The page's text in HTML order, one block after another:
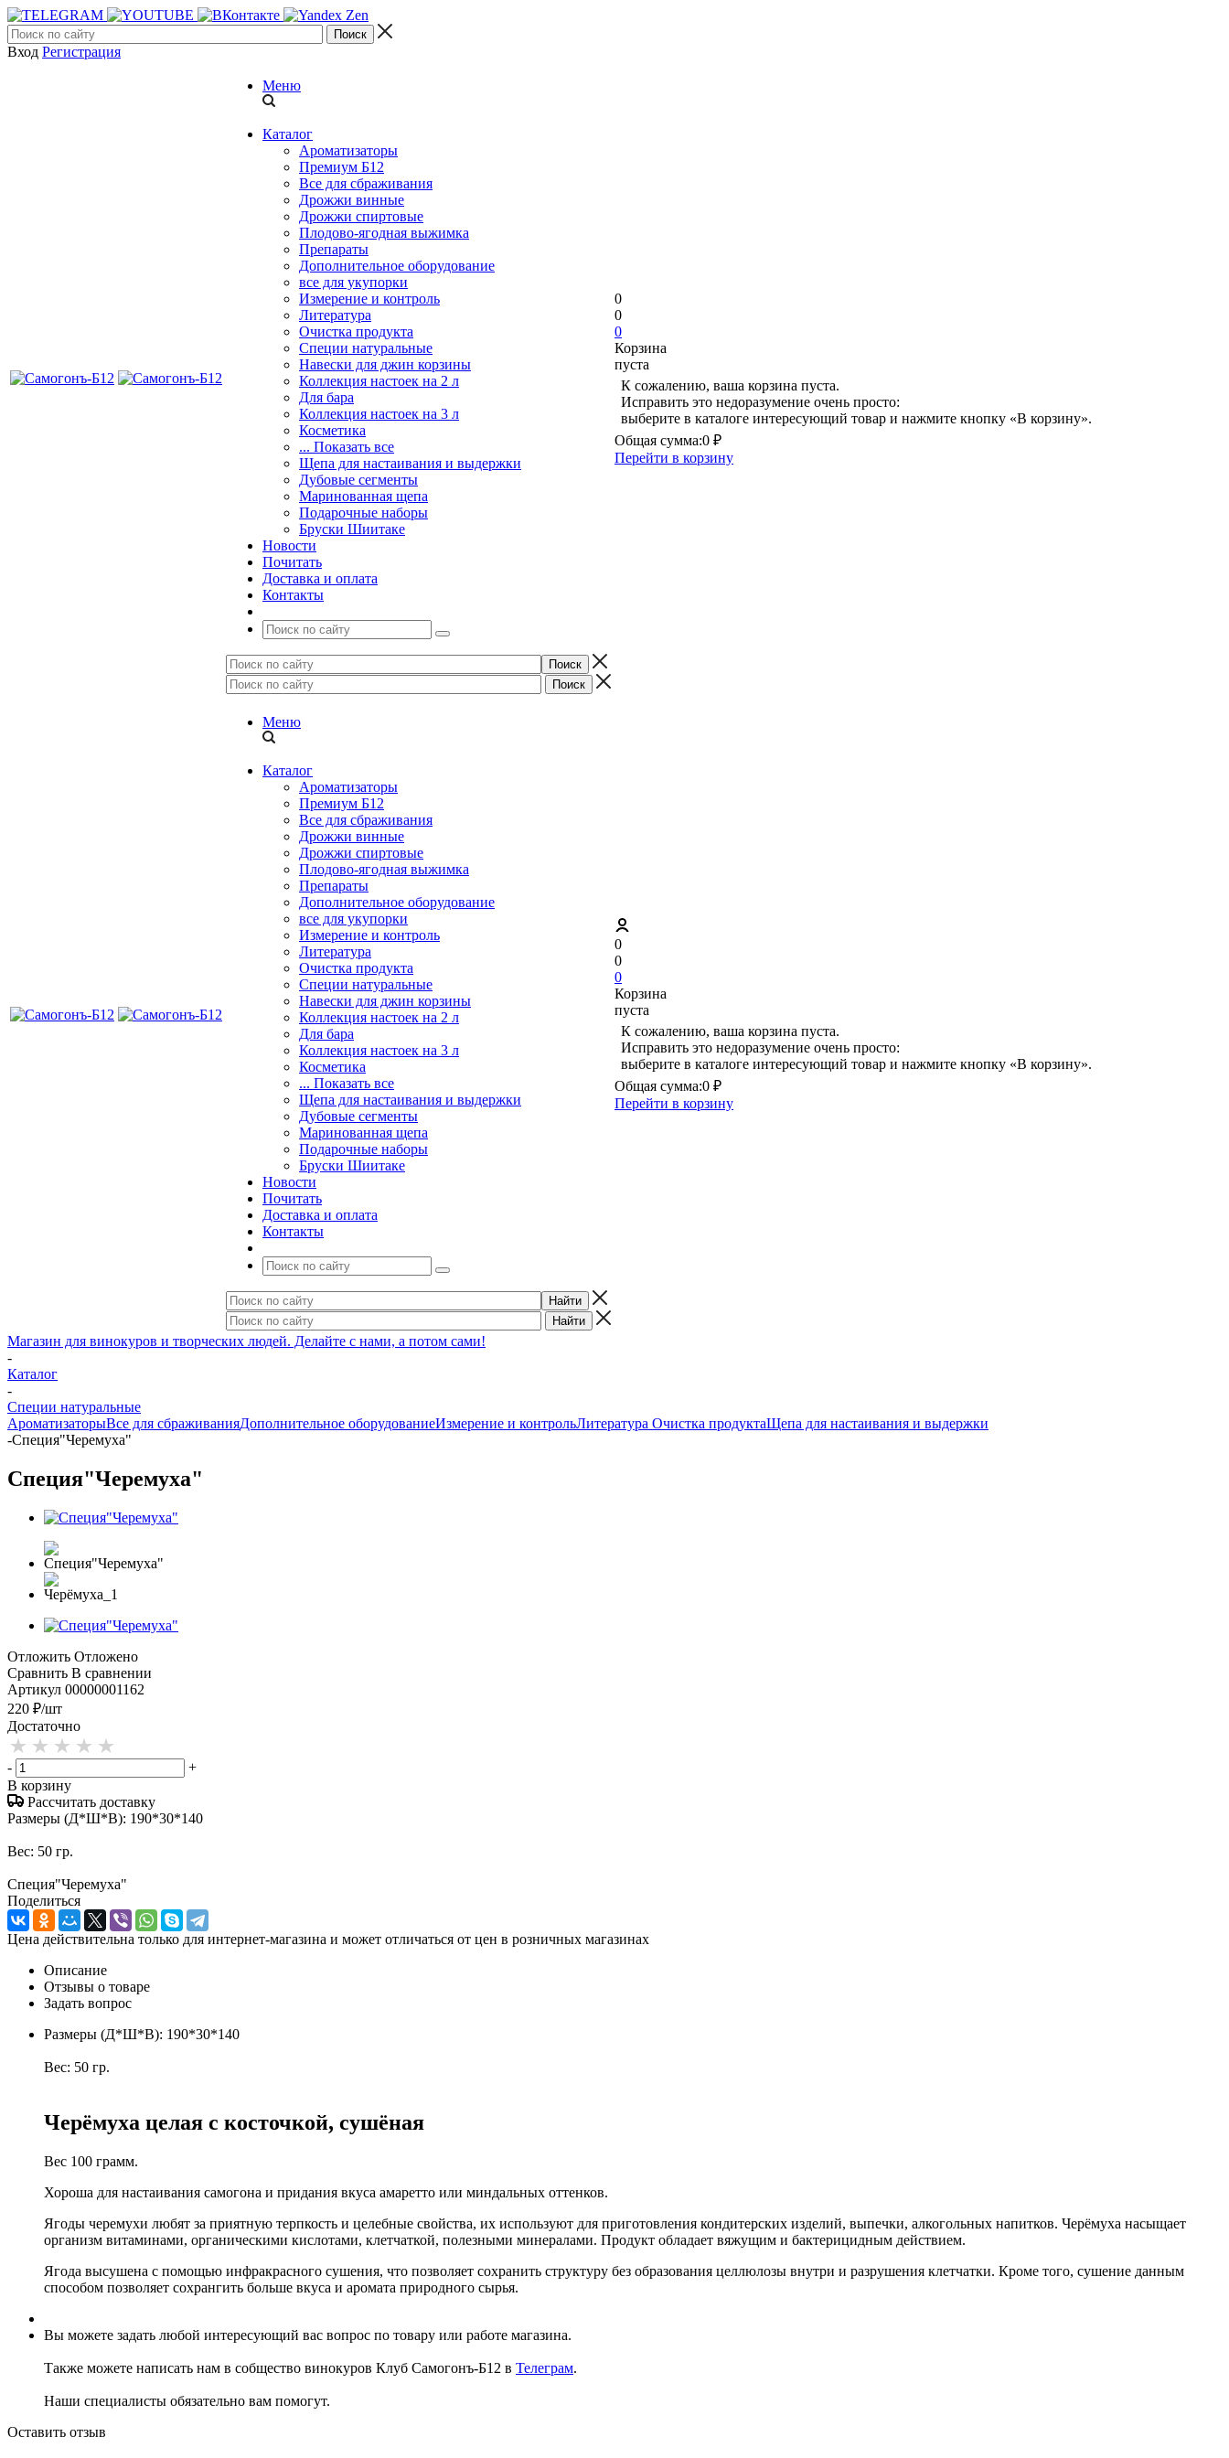
Вход Регистрация
Меню
Каталог
Ароматизаторы
Премиум Б12
Все для сбраживания
Дрожжи винные
Дрожжи спиртовые
Плодово-ягодная выжимка
Препараты
Дополнительное оборудование
все для укупорки
Измерение и контроль
Литература
Очистка продукта
Специи натуральные
Навески для джин корзины
Коллекция настоек на 2 л
Для бара
Коллекция настоек на 3 л
Косметика
... Показать все
Щепа для настаивания и выдержки
Дубовые сегменты
Маринованная щепа
Подарочные наборы
Бруски Шиитаке
Новости
Почитать
Доставка и оплата
Контакты
0
0
0
Корзина
пуста
К сожалению, ваша корзина пуста.
Исправить это недоразумение очень просто:
выберите в каталоге интересующий товар и нажмите кнопку «В корзину».
Общая сумма:0 ₽
Перейти в корзину
Меню
Каталог
Ароматизаторы
Премиум Б12
Все для сбраживания
Дрожжи винные
Дрожжи спиртовые
Плодово-ягодная выжимка
Препараты
Дополнительное оборудование
все для укупорки
Измерение и контроль
Литература
Очистка продукта
Специи натуральные
Навески для джин корзины
Коллекция настоек на 2 л
Для бара
Коллекция настоек на 3 л
Косметика
... Показать все
Щепа для настаивания и выдержки
Дубовые сегменты
Маринованная щепа
Подарочные наборы
Бруски Шиитаке
Новости
Почитать
Доставка и оплата
Контакты
0
0
0
Корзина
пуста
К сожалению, ваша корзина пуста.
Исправить это недоразумение очень просто:
выберите в каталоге интересующий товар и нажмите кнопку «В корзину».
Общая сумма:0 ₽
Перейти в корзину
Магазин для винокуров и творческих людей. Делайте с нами, а потом сами!
-
Каталог
-
Специи натуральные
АроматизаторыВсе для сбраживанияДополнительное оборудованиеИзмерение и контрольЛитература Очистка продуктаЩепа для настаивания и выдержки
-Специя"Черемуха"
Специя"Черемуха"
Отложить Отложено
Сравнить В сравнении
Артикул 00000001162
220 ₽/шт
Достаточно
-
+
В корзину
Рассчитать доставку
Размеры (Д*Ш*В): 190*30*140
Вес: 50 гр.
Специя"Черемуха"
Поделиться
Цена действительна только для интернет-магазина и может отличаться от цен в розничных магазинах
Описание
Отзывы о товаре
Задать вопрос
Размеры (Д*Ш*В): 190*30*140
Вес: 50 гр.
Черёмуха целая с косточкой, сушёная
Вес 100 грамм.
Хороша для настаивания самогона и придания вкуса амаретто или миндальных оттенков.
Ягоды черемухи любят за приятную терпкость и целебные свойства, их используют для приготовления кондитерских изделий, выпечки, алкогольных напитков. Черёмуха насыщает
организм витаминами, органическими кислотами, клетчаткой, полезными минералами. Продукт обладает вяжущим и бактерицидным действием.
Ягода высушена с помощью инфракрасного сушения, что позволяет сохранить структуру без образования целлюлозы внутри и разрушения клетчатки. Кроме того, сушение данным
способом позволяет сохрангить больше вкуса и аромата природного сырья.
Вы можете задать любой интересующий вас вопрос по товару или работе магазина.
Также можете написать нам в собщество винокуров Клуб Самогонъ-Б12 в Телеграм.
Наши специалисты обязательно вам помогут.
Оставить отзыв